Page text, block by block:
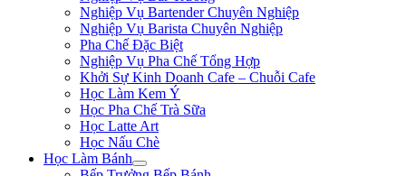
Nghiệp Vụ Bartender Chuyên Nghiệp
Nghiệp Vụ Barista Chuyên Nghiệp
Pha Chế Đặc Biệt
Nghiệp Vụ Pha Chế Tổng Hợp
Khởi Sự Kinh Doanh Cafe – Chuỗi Cafe
Học Làm Kem Ý
Học Pha Chế Trà Sữa
Học Latte Art
Học Nấu Chè
Học Làm Bánh